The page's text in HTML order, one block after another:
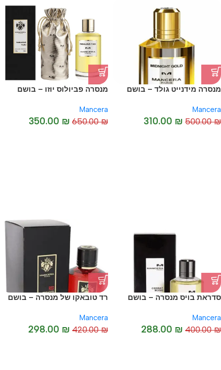
מנסרה מידנייט גולד – בושם
Midnight Gold
Mancera
500.00₪
310.00 ₪
-46%
מנסרה פביולוס יוזו – בושם
Fabulous Yuzu
Mancera
650.00₪
350.00 ₪
סדראת בויס מנסרה – בושם
Cedrat Boise
Mancera
400.00₪
288.00 ₪
רד טובאקו של מנסרה – בושם
by Mancera
Mancera
420.00₪
298.00 ₪